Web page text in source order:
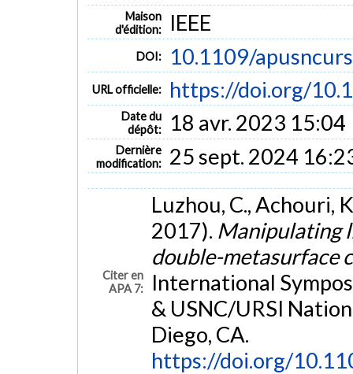
Maison
d'édition:
IEEE
DOI: 10.1109/
URL officielle: https://doi.org/
Date du
dépôt:
18 avr. 2023 15:04
Dernière
modification:
25 sept. 2024
Citer en
APA 7:
Luzhou, C., Achouri,
2017). Manipulating
double-metasurface
International
& USNC/URSI
Diego, CA.
https://doi.org/